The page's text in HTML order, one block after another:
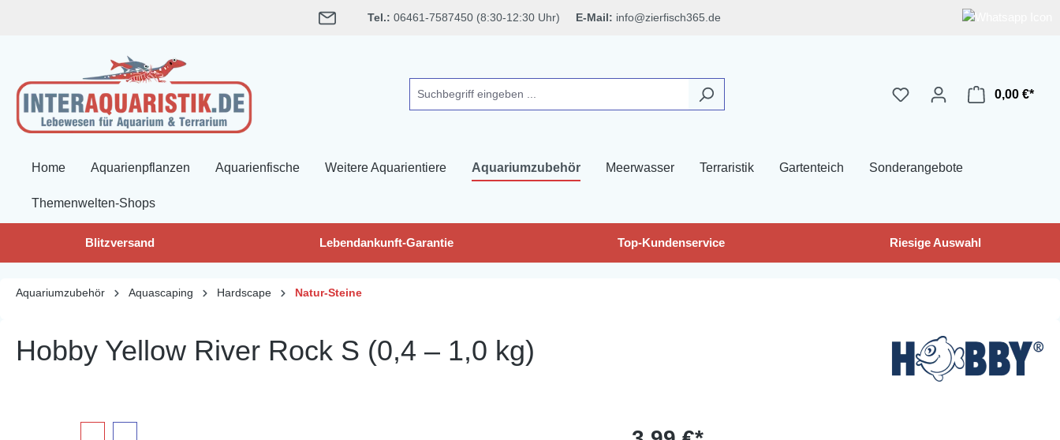
Tel.: 06461-7587450 (8:30-12:30 Uhr) E-Mail: info@zierfisch365.de
0,00 €*
Home Aquarienpflanzen Aquarienfische Weitere Aquarientiere Aquariumzubehör Meerwasser Terraristik Gartenteich Sonderangebote
Themenwelten-Shops
Blitzversand Lebendankunft-Garantie Top-Kundenservice Riesige Auswahl
Aquariumzubehör Aquascaping Hardscape Natur-Steine
Hobby Yellow River Rock S (0,4 – 1,0 kg)